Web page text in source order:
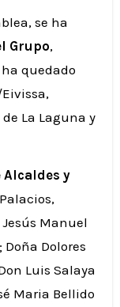
se ha
Grupo,
quedado
La Laguna y
Alcaldes y
Manuel
Dolores
Luis Salaya
Maria Bellido